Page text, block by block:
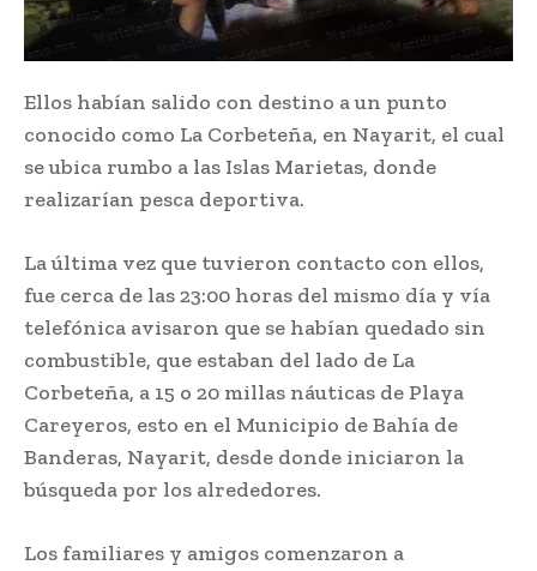
Ellos habían salido con destino a un punto
conocido como La Corbeteña, en Nayarit, el cual
se ubica rumbo a las Islas Marietas, donde
realizarían pesca deportiva.
La última vez que tuvieron contacto con ellos,
fue cerca de las 23:00 horas del mismo día y vía
telefónica avisaron que se habían quedado sin
combustible, que estaban del lado de La
Corbeteña, a 15 o 20 millas náuticas de Playa
Careyeros, esto en el Municipio de Bahía de
Banderas, Nayarit, desde donde iniciaron la
búsqueda por los alrededores.
Los familiares y amigos comenzaron a